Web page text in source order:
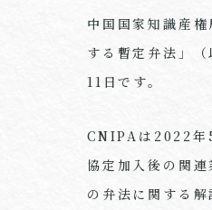
中国国家知識産
する暫定弁法」
11日です。
CNIPAは2022年
協定加入後の関
の弁法に関する解